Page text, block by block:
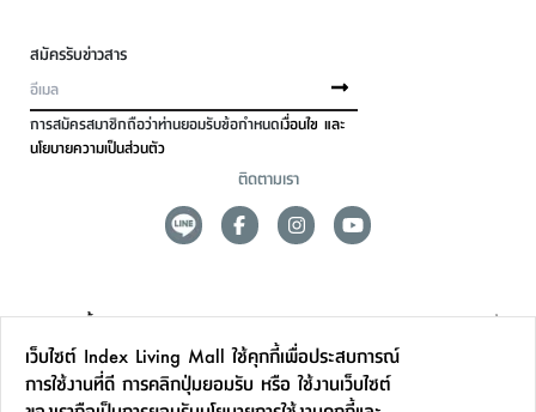
สมัครรับข่าวสาร
การสมัครสมาชิกถือว่าท่านยอมรับข้อกำหนดเงื่อนไข และ
นโยบายความเป็นส่วนตัว
ติดตามเรา
ดูแลลูกค้า
สาขาและการบริการ
เว็บไซต์ Index Living Mall ใช้คุกกี้เพื่อประสบการณ์
การใช้งานที่ดี การคลิกปุ่มยอมรับ หรือ ใช้งานเว็บไซต์